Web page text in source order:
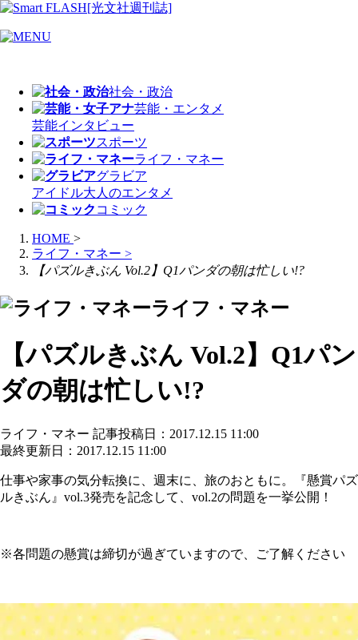
社会・政治
芸能・エンタメ
芸能インタビュー
スポーツ
ライフ・マネー
グラビア
アイドル大人のエンタメ
コミック
HOME >
ライフ・マネー >
【パズルきぶん Vol.2】Q1パンダの朝は忙しい!?
ライフ・マネー
【パズルきぶん Vol.2】Q1パン
ダの朝は忙しい!?
ライフ・マネー 記事投稿日：2017.12.15 11:00
最終更新日：2017.12.15 11:00
仕事や家事の気分転換に、週末に、旅のおともに。『懸賞パズ
ルきぶん』vol.3発売を記念して、vol.2の問題を一挙公開！
※各問題の懸賞は締切が過ぎていますので、ご了解ください